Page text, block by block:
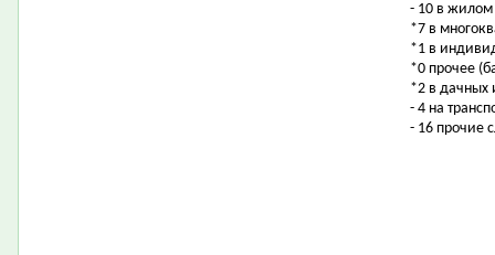
- 10 в жилом
*7 в
*1 в
*0 прочее
*2 в дачных
- 4 на
- 16 прочие